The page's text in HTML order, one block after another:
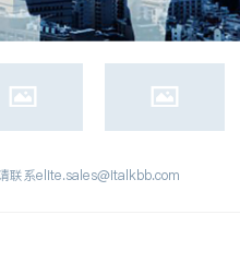
联系elite.sales@italkbb.com